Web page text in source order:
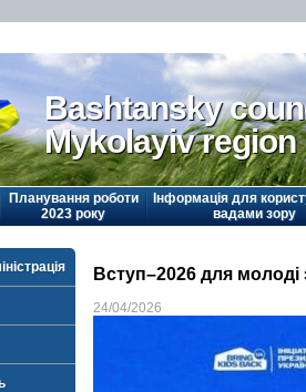
Bashtansky
Mykolayiv region
Планування роботи
2023 року
Інформація для
вадами зору
Вступ–2026 для молоді
24/04/2026